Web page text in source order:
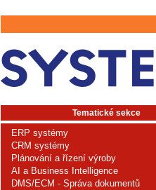
Tematické sekce
ERP systémy
CRM systémy
Plánování a řízení výroby
AI a Business Intelligence
DMS/ECM - Správa dokumentů